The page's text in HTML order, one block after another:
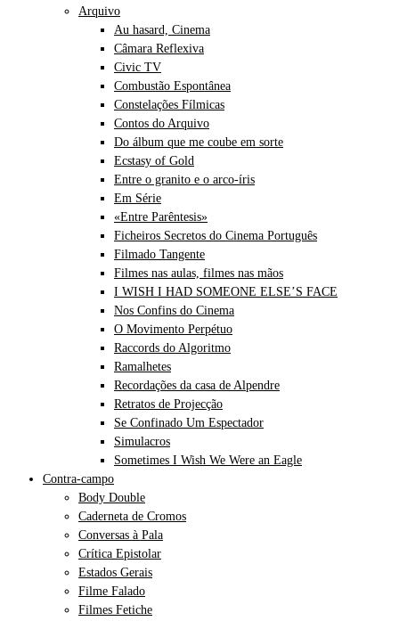
Arquivo
Au hasard, Cinema
Câmara Reflexiva
Civic TV
Combustão Espontânea
Constelações Fílmicas
Contos do Arquivo
Do álbum que me coube em sorte
Ecstasy of Gold
Entre o granito e o arco-íris
Em Série
«Entre Parêntesis»
Ficheiros Secretos do Cinema Português
Filmado Tangente
Filmes nas aulas, filmes nas mãos
I WISH I HAD SOMEONE ELSE’S FACE
Nos Confins do Cinema
O Movimento Perpétuo
Raccords do Algoritmo
Ramalhetes
Recordações da casa de Alpendre
Retratos de Projecção
Se Confinado Um Espectador
Simulacros
Sometimes I Wish We Were an Eagle
Contra-campo
Body Double
Caderneta de Cromos
Conversas à Pala
Crítica Epistolar
Estados Gerais
Filme Falado
Filmes Fetiche